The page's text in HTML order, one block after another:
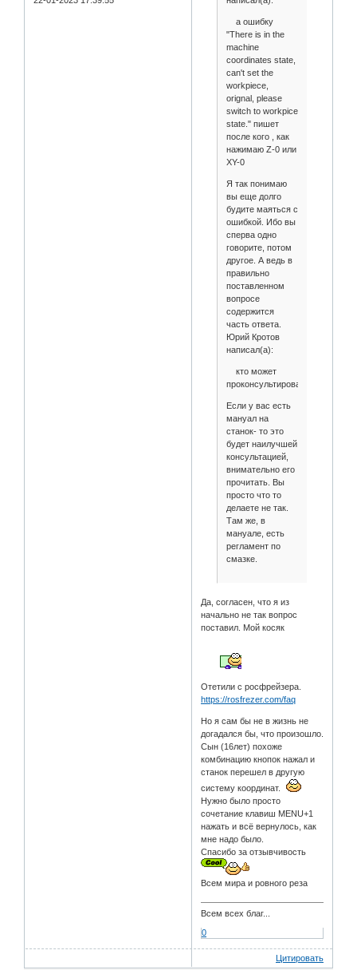
а ошибку
"There is in the
machine
coordinates state,
can't set the
workpiece,
orignal, please
switch to workpice
state." пишет
после кого , как
нажимаю Z-0 или
XY-0
Я так понимаю
вы еще долго
будите маяться с
ошибкой. Ибо вы
сперва одно
говорите, потом
другое. А ведь в
правильно
поставленном
вопросе
содержится
часть ответа.
Юрий Кротов
написал(а):
кто может
проконсультировать
Если у вас есть
мануал на
станок- то это
будет наилучшей
консультацией,
внимательно его
прочитать. Вы
просто что то
делаете не так.
Там же, в
мануале, есть
регламент по
смазке.
Да, согласен, что я из
начально не так вопрос
поставил. Мой косяк
Отетили с росфрейзера.
https://rosfrezer.com/faq
Но я сам бы не в жизнь не
догадался бы, что произошло.
Сын (16лет) похоже
комбинацию кнопок нажал и
станок перешел в другую
систему координат.
Нужно было просто
сочетание клавиш MENU+1
нажать и всё вернулось, как
мне надо было.
Спасибо за отзывчивость
Всем мира и ровного реза
Всем всех благ...
0
Цитировать